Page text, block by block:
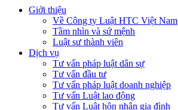
Giới thiệu
Về Công ty Luật HTC Việt Nam
Tầm nhìn và sứ mệnh
Luật sư thành viên
Dịch vụ
Tư vấn pháp luật dân sự
Tư vấn đầu tư
Tư vấn pháp luật doanh nghiệp
Tư vấn Luật lao động
Tư vấn Luật hôn nhân gia đình